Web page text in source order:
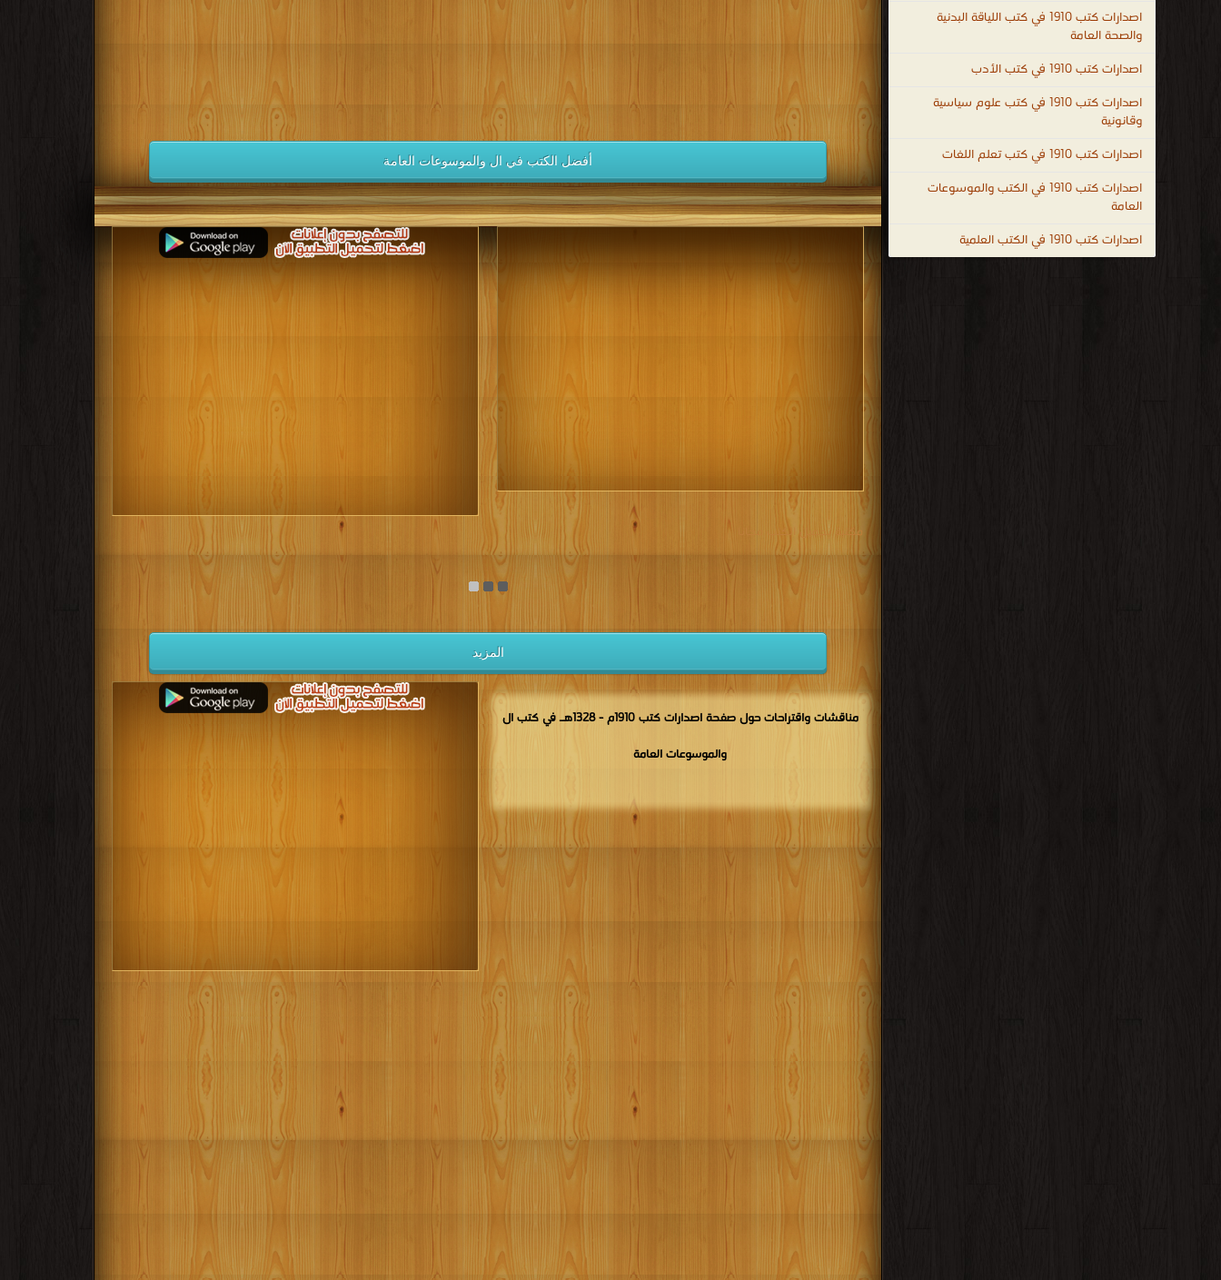
اصدارات كتب 1910 في كتب اللياقة البدنية
والصحة العامة
اصدارات كتب 1910 في كتب الأدب
اصدارات كتب 1910 في كتب علوم سياسية
وقانونية
اصدارات كتب 1910 في كتب تعلم اللغات
اصدارات كتب 1910 في الكتب والموسوعات
العامة
اصدارات كتب 1910 في الكتب العلمية
كتب 1952 كتب 1949
كتب 1948
كتب 1938
كتب 1935 كتب 1934 كتب 1931
كتب 1930
كتب 1929
كتب 1926 كتب 1925 كتب 1924 كتب 1923 كتب 1922
كتب 1921
كتب 1920
كتب 1919 كتب 1918 كتب 1917 كتب 1916 كتب 1915 كتب 1914 كتب 1913
كتب 1912
كتب 1911
كتب 1910 كتب 1909 كتب 1908 كتب 1907 كتب 1906 كتب 1905 كتب 1904
كتب 1903
كتب 1902
كتب 1901 كتب 1900
أفضل الكتب في ال والموسوعات العامة
مكتبة تحميل الكتب مجانا
المزيد
مناقشات واقتراحات حول صفحة اصدارات كتب 1910م - 1328هـ في كتب ال
والموسوعات العامة